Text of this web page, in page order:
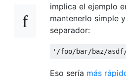
implica el ejemplo
mantenerlo simple
separador:
'/foo/bar/baz/
Eso sería más